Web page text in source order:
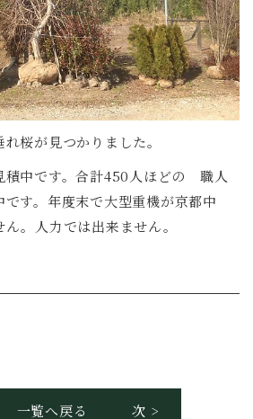
桜が見つかりました。
積中です。合計450人ほどの 職人
です。年度末で大型重機が京都中
。人力では出来ません。
一覧へ戻る 次 >